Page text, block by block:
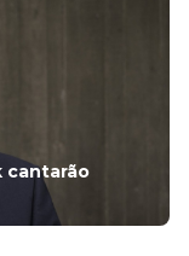
cantarão